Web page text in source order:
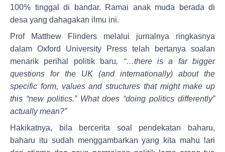
desa yang dahagakan ilmu ini.
dalam Oxford University Press telah bertanya soalan
menarik perihal politik baru, “…there is a far bigger
questions for the UK (and internationally) about the
specific form, values and structures that might make up
this “new politics.” What does “doing politics differently”
actually mean?”
baharu itu sudah menggambarkan yang kita mahu lari
dari stigma dan gaya permainan politik lama orang tua